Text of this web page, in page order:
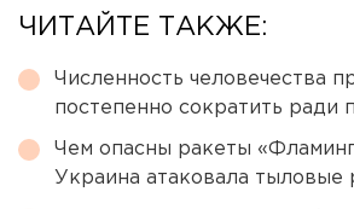
ЧИТАЙТЕ ТАКЖЕ:
Численность человечества
постепенно сократить ради
Чем опасны ракеты
Украина атаковала